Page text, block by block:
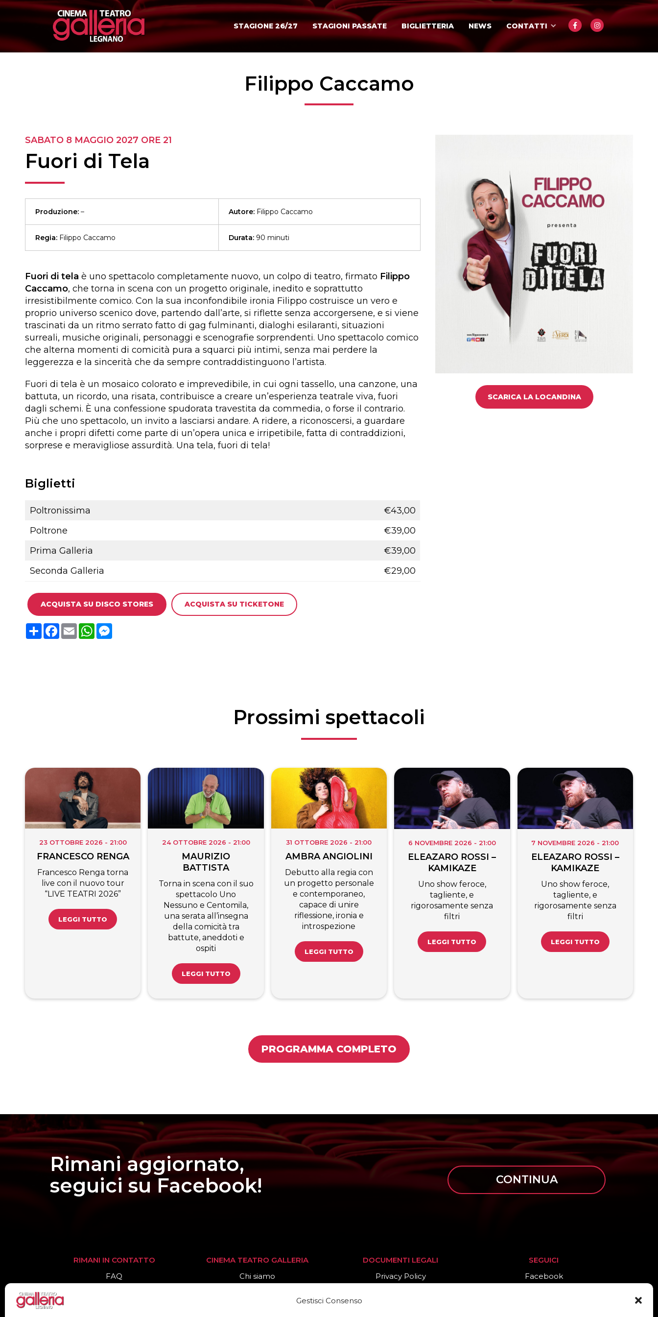
Gestisci Consenso
STAGIONE 26/27 STAGIONI PASSATE BIGLIETTERIA NEWS CONTATTI
Filippo Caccamo
SABATO 8 MAGGIO 2027 ORE 21
Fuori di Tela
Produzione: – Autore: Filippo Caccamo
Regia: Filippo Caccamo Durata: 90 minuti
Fuori di tela è uno spettacolo completamente nuovo, un colpo di teatro, firmato Filippo
Caccamo, che torna in scena con un progetto originale, inedito e soprattutto
irresistibilmente comico. Con la sua inconfondibile ironia Filippo costruisce un vero e
proprio universo scenico dove, partendo dall’arte, si riflette senza accorgersene, e si viene
trascinati da un ritmo serrato fatto di gag fulminanti, dialoghi esilaranti, situazioni
surreali, musiche originali, personaggi e scenografie sorprendenti. Uno spettacolo comico
che alterna momenti di comicità pura a squarci più intimi, senza mai perdere la
leggerezza e la sincerità che da sempre contraddistinguono l’artista.
Fuori di tela è un mosaico colorato e imprevedibile, in cui ogni tassello, una canzone, una
battuta, un ricordo, una risata, contribuisce a creare un’esperienza teatrale viva, fuori
dagli schemi. È una confessione spudorata travestita da commedia, o forse il contrario.
Più che uno spettacolo, un invito a lasciarsi andare. A ridere, a riconoscersi, a guardare
anche i propri difetti come parte di un’opera unica e irripetibile, fatta di contraddizioni,
sorprese e meravigliose assurdità. Una tela, fuori di tela!
Biglietti
Poltronissima
€43,00
Poltrone
€39,00
Prima Galleria
€39,00
Seconda Galleria
€29,00
ACQUISTA SU DISCO STORES ACQUISTA SU TICKETONE
C
o
F
E
m
W
SCARICA LA LOCANDINA
Prossimi spettacoli
23 OTTOBRE 2026 - 21:00
FRANCESCO RENGA
Francesco Renga torna
live con il nuovo tour
“LIVE TEATRI 2026”
LEGGI TUTTO
24 OTTOBRE 2026 - 21:00
MAURIZIO
BATTISTA
Torna in scena con il suo
spettacolo Uno
Nessuno e Centomila,
una serata all’insegna
della comicità tra
battute, aneddoti e
ospiti
LEGGI TUTTO
31 OTTOBRE 2026 - 21:00
AMBRA ANGIOLINI
Debutto alla regia con
un progetto personale
e contemporaneo,
capace di unire
riflessione, ironia e
introspezione
LEGGI TUTTO
6 NOVEMBRE 2026 - 21:00
ELEAZARO ROSSI –
KAMIKAZE
Uno show feroce,
tagliente, e
rigorosamente senza
filtri
LEGGI TUTTO
7 NOVEMBRE 2026 - 21:00
ELEAZARO ROSSI –
KAMIKAZE
Uno show feroce,
tagliente, e
rigorosamente senza
filtri
LEGGI TUTTO
PROGRAMMA COMPLETO
Rimani aggiornato,
seguici su Facebook!
CONTINUA
RIMANI IN CONTATTO
FAQ
CINEMA TEATRO GALLERIA
Chi siamo
DOCUMENTI LEGALI
Privacy Policy
SEGUICI
Facebook